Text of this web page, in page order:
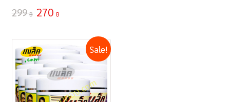
299฿ 270 ฿
Sale!